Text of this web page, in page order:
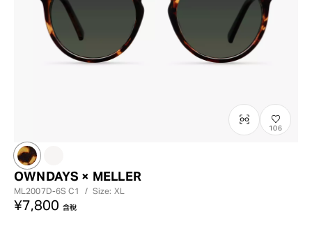
106
OWNDAYS × MELLER
ML2007D-6SC1 / Size: XL
¥7,800 含稅